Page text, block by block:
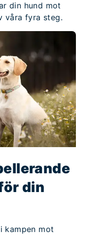
din hund mot
våra fyra steg.
din
kampen mot